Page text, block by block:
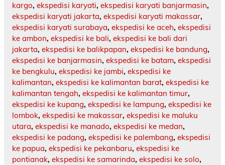
kargo, ekspedisi karyati, ekspedisi karyati banjarmasin,
ekspedisi karyati jakarta, ekspedisi karyati makassar,
ekspedisi karyati surabaya, ekspedisi ke aceh, ekspedisi
ke ambon, ekspedisi ke bali, ekspedisi ke bali dari
jakarta, ekspedisi ke balikpapan, ekspedisi ke bandung,
ekspedisi ke banjarmasin, ekspedisi ke batam, ekspedisi
ke bengkulu, ekspedisi ke jambi, ekspedisi ke
kalimantan, ekspedisi ke kalimantan barat, ekspedisi ke
kalimantan tengah, ekspedisi ke kalimantan timur,
ekspedisi ke kupang, ekspedisi ke lampung, ekspedisi ke
lombok, ekspedisi ke makassar, ekspedisi ke maluku
utara, ekspedisi ke manado, ekspedisi ke medan,
ekspedisi ke padang, ekspedisi ke palembang, ekspedisi
ke papua, ekspedisi ke pekanbaru, ekspedisi ke
pontianak, ekspedisi ke samarinda, ekspedisi ke solo,